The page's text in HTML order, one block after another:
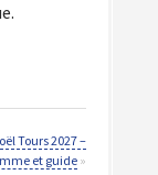
Tours 2027 –
et guide»